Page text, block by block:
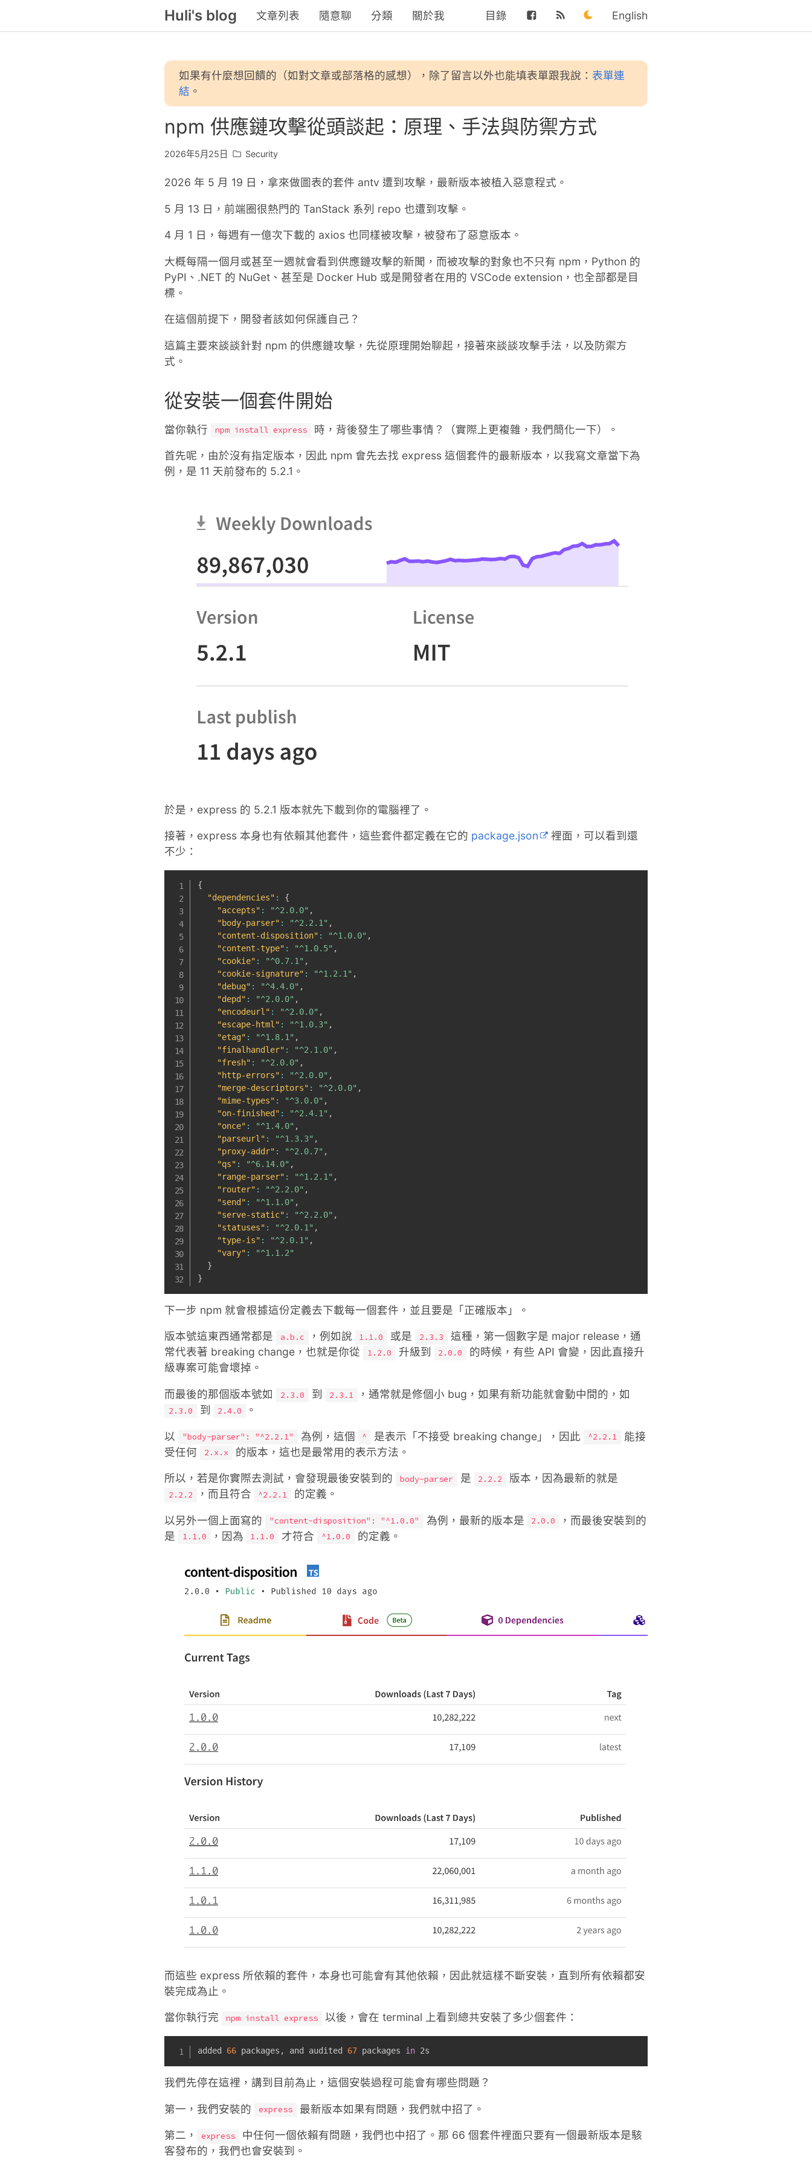
Huli's blog 文章列表 隨意聊 分類 關於我 目錄 English
如果有什麼想回饋的（如對文章或部落格的感想），除了留言以外也能填表單跟我說： 表單連
結 。
npm 供應鏈攻擊從頭談起：原理、手法與防禦方式
2026年5月25日 Security
2026 年 5 月 19 日，拿來做圖表的套件 antv 遭到攻擊，最新版本被植入惡意程式。
5 月 13 日，前端圈很熱門的 TanStack 系列 repo 也遭到攻擊。
4 月 1 日，每週有一億次下載的 axios 也同樣被攻擊，被發布了惡意版本。
大概每隔一個月或甚至一週就會看到供應鏈攻擊的新聞，而被攻擊的對象也不只有 npm，Python 的
PyPI、.NET 的 NuGet、甚至是 Docker Hub 或是開發者在用的 VSCode extension，也全部都是目
標。
在這個前提下，開發者該如何保護自己？
這篇主要來談談針對 npm 的供應鏈攻擊，先從原理開始聊起，接著來談談攻擊手法，以及防禦方
式。
從安裝一個套件開始
當你執行 npm install express 時，背後發生了哪些事情？（實際上更複雜，我們簡化一下）。
首先呢，由於沒有指定版本，因此 npm 會先去找 express 這個套件的最新版本，以我寫文章當下為
例，是 11 天前發布的 5.2.1。
於是，express 的 5.2.1 版本就先下載到你的電腦裡了。
接著，express 本身也有依賴其他套件，這些套件都定義在它的 package.json
裡面，可以看到還
不少：
{
"dependencies" :
{
"accepts" : "^2.0.0" ,
"body-parser" : "^2.2.1" ,
"content-disposition" : "^1.0.0" ,
"content-type" : "^1.0.5" ,
"cookie" : "^0.7.1" ,
"cookie-signature" : "^1.2.1" ,
"debug" : "^4.4.0" ,
"depd" : "^2.0.0" ,
"encodeurl" : "^2.0.0" ,
"escape-html" : "^1.0.3" ,
"etag" : "^1.8.1" ,
"finalhandler" : "^2.1.0" ,
"fresh" : "^2.0.0" ,
"http-errors" : "^2.0.0" ,
"merge-descriptors" : "^2.0.0" ,
"mime-types" : "^3.0.0" ,
"on-finished" : "^2.4.1" ,
"once" : "^1.4.0" ,
"parseurl" : "^1.3.3" ,
"proxy-addr" : "^2.0.7" ,
"qs" : "^6.14.0" ,
"range-parser" : "^1.2.1" ,
"router" : "^2.2.0" ,
"send" : "^1.1.0" ,
"serve-static" : "^2.2.0" ,
"statuses" : "^2.0.1" ,
"type-is" : "^2.0.1" ,
"vary" :
"^1.1.2"
}
}
下一步 npm 就會根據這份定義去下載每一個套件，並且要是「正確版本」。
版本號這東西通常都是 a.b.c ，例如說 1.1.0 或是 2.3.3
這種，第一個數字是 major release，通
常代表著 breaking change，也就是你從
1.2.0 升級到 2.0.0
的時候，有些 API 會變，因此直接升
級專案可能會壞掉。
而最後的那個版本號如 2.3.0 到 2.3.1 ，通常就是修個小 bug，如果有新功能就會動中間的，如
2.3.0 到 2.4.0 。
以 "body-parser": "^2.2.1" 為例，這個 ^ 是表示「不接受 breaking change」，因此 ^2.2.1
能接
受任何
2.x.x 的版本，這也是最常用的表示方法。
所以，若是你實際去測試，會發現最後安裝到的 body-parser 是 2.2.2 版本，因為最新的就是
2.2.2 ，而且符合 ^2.2.1 的定義。
以另外一個上面寫的 "content-disposition": "^1.0.0" 為例，最新的版本是 2.0.0
，而最後安裝到的
是
1.1.0 ，因為 1.1.0 才符合 ^1.0.0 的定義。
而這些 express 所依賴的套件，本身也可能會有其他依賴，因此就這樣不斷安裝，直到所有依賴都安
裝完成為止。
當你執行完 npm install express 以後，會在 terminal 上看到總共安裝了多少個套件：
added 66 packages, and audited 67 packages in 2s
我們先停在這裡，講到目前為止，這個安裝過程可能會有哪些問題？
第一，我們安裝的 express 最新版本如果有問題，我們就中招了。
第二， express
中任何一個依賴有問題，我們也中招了。那 66 個套件裡面只要有一個最新版本是駭
客發布的，我們也會安裝到。